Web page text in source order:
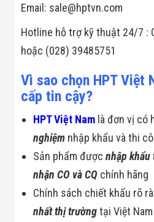
Email: sale@hptvn.com
Hotline hỗ trợ kỹ thuật 24/7 :
hoặc (028) 39485751
Vì sao chọn HPT Việt
cấp tin cậy?
HPT Việt Nam là đơn vị có
nghiệm nhập khẩu và thi
Sản phẩm đượcnhập khẩu
nhận CO và CQ chính hãng
Chính sách chiết khấu rõ
nhất thị trườngtại Việt Nam